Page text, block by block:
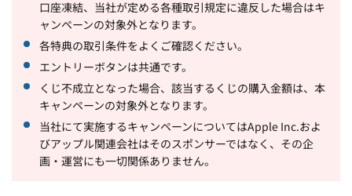
口座凍結、当社が定める各種取引規定に違反した場合はキ
ャンペーンの対象外となります。
各特典の取引条件をよくご確認ください。
エントリーボタンは共通です。
くじ不成立となった場合、該当するくじの購入金額は、本
キャンペーンの対象外となります。
当社にて実施するキャンペーンについてはApple Inc.およ
びアップル関連会社はそのスポンサーではなく、その企
画・運営にも一切関係ありません。